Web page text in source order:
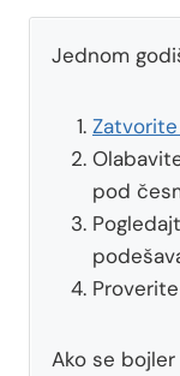
Jednom
pod
Ako se